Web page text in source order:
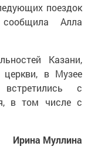
поездок
Алла
Казани,
церкви, в Музее
с
в том числе с
Ирина Муллина